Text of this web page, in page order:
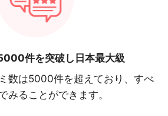
件を突破し日本最大級
数は5000件を超えており、すべ
みることができます。